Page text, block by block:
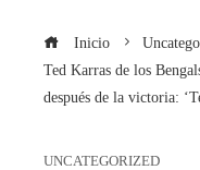
Inicio
Ted Karras de los
después de la victoria:
UNCATEGORIZED